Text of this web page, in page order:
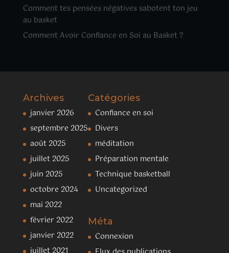
Comment tes pensées négatives sabotent ton jeu
au basket
Comment Avoir Confiance en Soi au Basket ?
Archives
janvier 2026
septembre 2025
août 2025
juillet 2025
juin 2025
octobre 2024
mai 2022
février 2022
janvier 2022
Catégories
Confiance en soi
Divers
méditation
Préparation mentale
Technique basketball
Uncategorized
Méta
Connexion